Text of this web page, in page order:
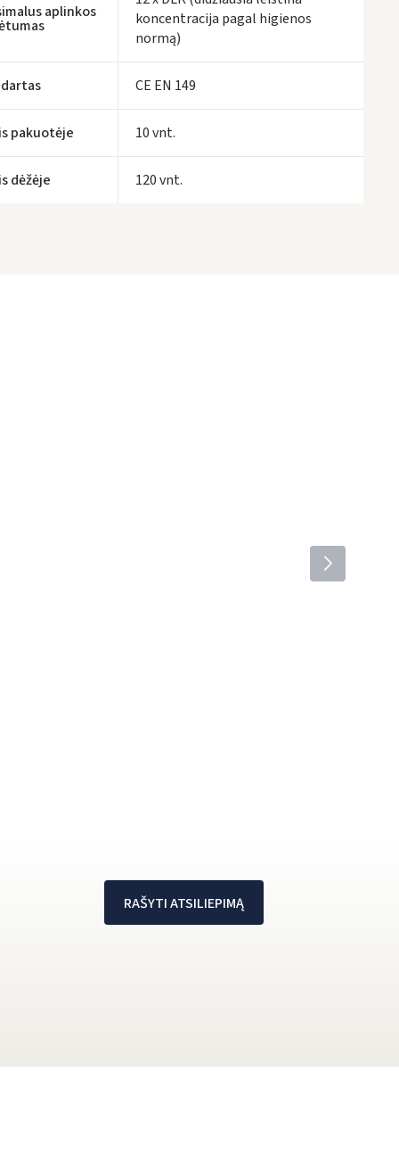
terminai yra preliminarūs ir gali priklausyti nuo kurjerių užimtumo.
aplinkos
koncentracija pagal higienos
normą)
CE EN 149
pakuotėje 10 vnt.
dėžėje 120 vnt.
RAŠYTI ATSILIEPIMĄ